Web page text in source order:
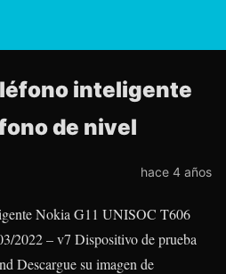
inteligente
de nivel
hace 4 años
Nokia G11 UNISOC T606
2022 – v7 Dispositivo de prueba
Descargue su imagen de